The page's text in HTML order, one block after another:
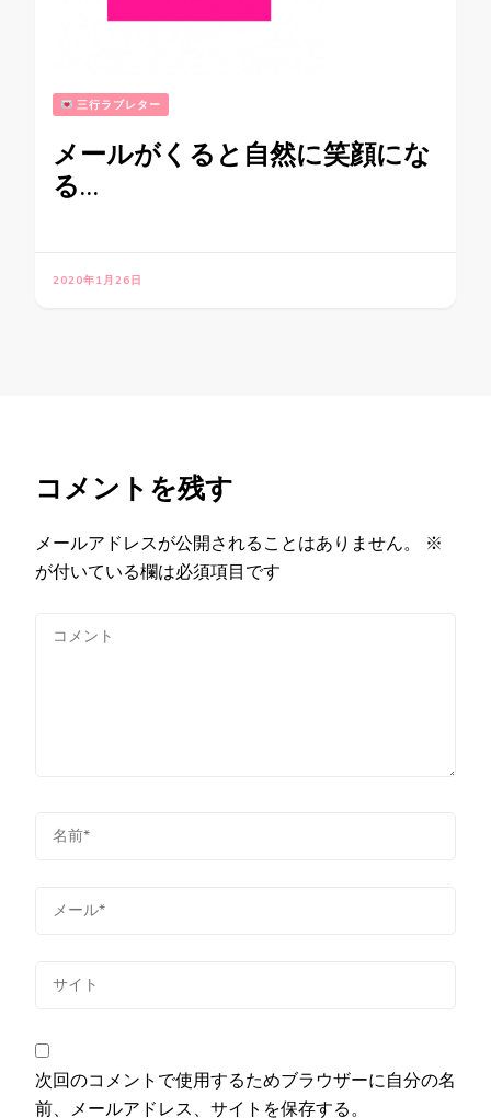
三行ラブレター
メールがくると自然に笑顔にな
る…
2020年1月26日
コメントを残す
メールアドレスが公開されることはありません。
※
が付いている欄は必須項目です
次回のコメントで使用するためブラウザーに自分の名
前、メールアドレス、サイトを保存する。